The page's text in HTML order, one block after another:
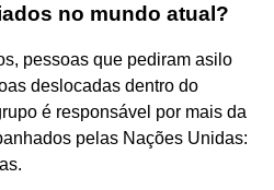
no mundo atual?
pessoas que pediram asilo
deslocadas dentro do
é responsável por mais da
pelas Nações Unidas: